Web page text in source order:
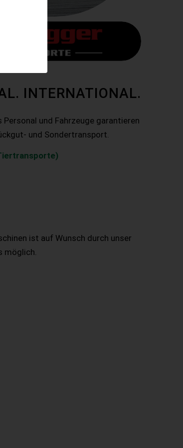
INTERNATIONAL.
Personal und Fahrzeuge garantieren
und Sondertransport.
ist auf Wunsch durch unser
möglich.